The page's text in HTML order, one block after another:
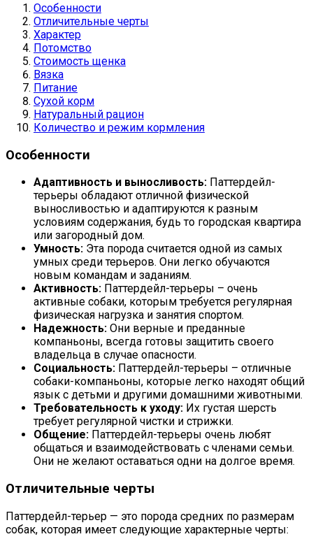
Особенности
Отличительные черты
Характер
Потомство
Стоимость щенка
Вязка
Питание
Сухой корм
Натуральный рацион
Количество и режим кормления
Особенности
Адаптивность и выносливость: Паттердейл-
терьеры обладают отличной физической
выносливостью и адаптируются к разным
условиям содержания, будь то городская квартира
или загородный дом.
Умность: Эта порода считается одной из самых
умных среди терьеров. Они легко обучаются
новым командам и заданиям.
Активность: Паттердейл-терьеры – очень
активные собаки, которым требуется регулярная
физическая нагрузка и занятия спортом.
Надежность: Они верные и преданные
компаньоны, всегда готовы защитить своего
владельца в случае опасности.
Социальность: Паттердейл-терьеры – отличные
собаки-компаньоны, которые легко находят общий
язык с детьми и другими домашними животными.
Требовательность к уходу: Их густая шерсть
требует регулярной чистки и стрижки.
Общение: Паттердейл-терьеры очень любят
общаться и взаимодействовать с членами семьи.
Они не желают оставаться одни на долгое время.
Отличительные черты
Паттердейл-терьер — это порода средних по размерам
собак, которая имеет следующие характерные черты: